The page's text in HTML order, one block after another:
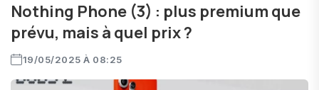
Nothing Phone (3) : plus premium que
prévu, mais à quel prix ?
19/05/2025 À 08:25